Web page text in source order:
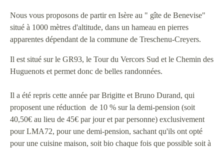
Nous vous proposons de partir en Isère au " gîte de Benevise"
situé à 1000 mètres d'altitude, dans un hameau en pierres
apparentes dépendant de la commune de Treschenu-Creyers.
Il est situé sur le GR93, le Tour du Vercors Sud et le Chemin des
Huguenots et permet donc de belles randonnées.
Il a été repris cette année par Brigitte et Bruno Durand, qui
proposent une réduction de 10 % sur la demi-pension (soit
40,50€ au lieu de 45€ par jour et par personne) exclusivement
pour LMA72, pour une demi-pension, sachant qu'ils ont opté
pour une cuisine maison, soit bio chaque fois que possible soit à